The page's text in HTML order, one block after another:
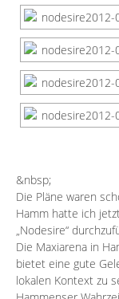
&nbsp;
Die Pläne waren
Hamm hatte ich
„Nodesire“
Die Maxiarena in
bietet eine gute
lokalen Kontext zu